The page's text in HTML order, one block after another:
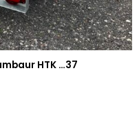
HTK …37